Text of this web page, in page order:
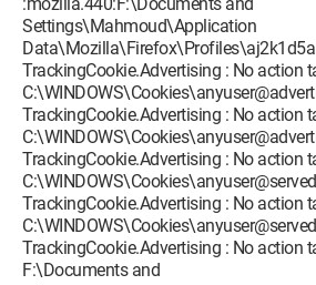
Settings\Mahmoud\Application
TrackingCookie.Advertising : No action
TrackingCookie.Advertising : No action
TrackingCookie.Advertising : No action
TrackingCookie.Advertising : No action
TrackingCookie.Advertising : No action
F:\Documents and